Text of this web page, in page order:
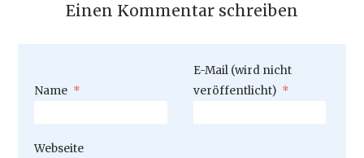
Einen Kommentar schreiben
Pflichtfeld
Name *
Pflichtfeld
E-Mail (wird nicht
veröffentlicht) *
Webseite